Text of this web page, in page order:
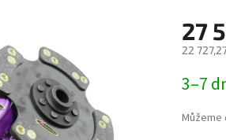
27
22
cena:
3–7
Můžeme